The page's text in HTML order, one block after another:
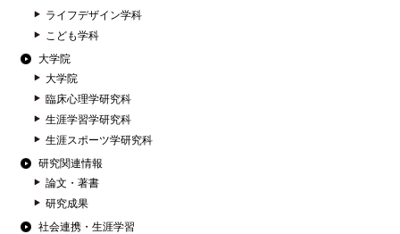
ライフデザイン学科
こども学科
大学院
大学院
臨床心理学研究科
生涯学習学研究科
生涯スポーツ学研究科
研究関連情報
論文・著書
研究成果
社会連携・生涯学習